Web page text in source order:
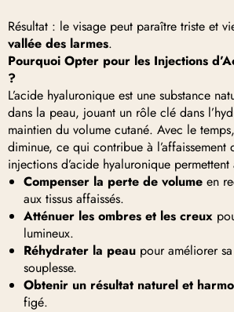
Résultat : le visage peut paraître triste et
vallée des larmes.
Pourquoi Opter pour les Injections
?
L’acide hyaluronique est une substance
dans la peau, jouant un rôle clé dans
maintien du volume cutané. Avec le
diminue, ce qui contribue à l’affaissement
injections d’acide hyaluronique
Compenser la perte de volume en
aux tissus affaissés.
Atténuer les ombres et les creux
lumineux.
Réhydrater la peau pour améliorer
souplesse.
Obtenir un résultat naturel et
figé.